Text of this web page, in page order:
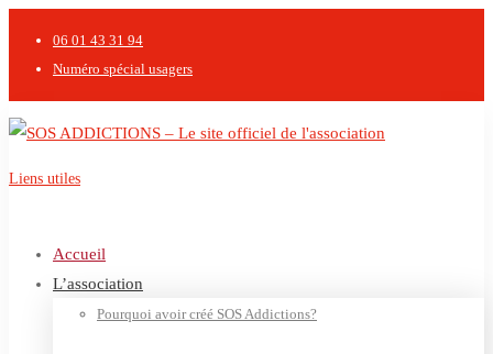
06 01 43 31 94
Numéro spécial usagers
Liens utiles
Accueil
L’association
Pourquoi avoir créé SOS Addictions?